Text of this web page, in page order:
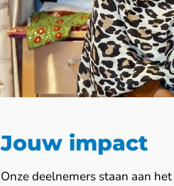
Jouw impact
Onze deelnemers staan aan